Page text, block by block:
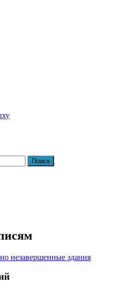
незавершенные здания